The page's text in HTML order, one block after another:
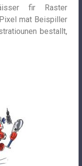
fir Raster
mat Beispiller
bestallt,